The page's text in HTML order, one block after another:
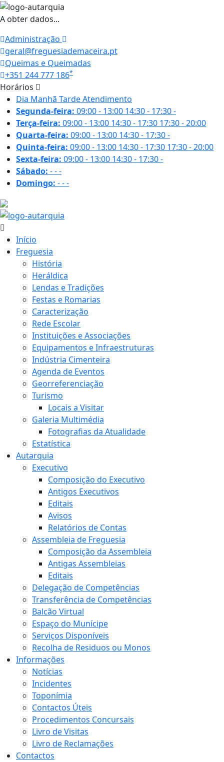
A obter dados...
Administração
geral@freguesiademaceira.pt
Queimas e Queimadas
+351 244 777 186*
Horários
Dia Manhã TardeAtendimento
Segunda-feira: 09:00 - 13:00 14:30 - 17:30-
Terça-feira: 09:00 - 13:00 14:30 - 17:30 17:30 - 20:00
Quarta-feira: 09:00 - 13:00 14:30 - 17:30-
Quinta-feira: 09:00 - 13:00 14:30 - 17:30 17:30 - 20:00
Sexta-feira: 09:00 - 13:00 14:30 - 17:30-
Sábado: ---
Domingo: ---
Início
Freguesia
História
Heráldica
Lendas e Tradições
Festas e Romarias
Caracterização
Rede Escolar
Instituições e Associações
Equipamentos e Infraestruturas
Indústria Cimenteira
Agenda de Eventos
Georreferenciação
Turismo
Locais a Visitar
Galeria Multimédia
Fotografias da Atualidade
Estatística
Autarquia
Executivo
Composição do Executivo
Antigos Executivos
Editais
Avisos
Relatórios de Contas
Assembleia de Freguesia
Composição da Assembleia
Antigas Assembleias
Editais
Delegação de Competências
Transferência de Competências
Balcão Virtual
Espaço do Munícipe
Serviços Disponíveis
Recolha de Residuos ou Monos
Informações
Notícias
Incidentes
Toponímia
Contactos Úteis
Procedimentos Concursais
Livro de Visitas
Livro de Reclamações
Contactos